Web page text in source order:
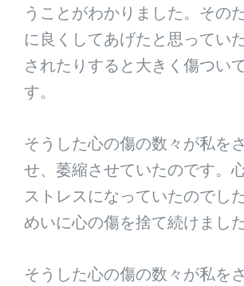
うことがわかりました。その
に良くしてあげたと思ってい
されたりすると大きく傷つい
す。
そうした心の傷の数々が私を
せ、萎縮させていたのです。
ストレスになっていたのでし
めいに心の傷を捨て続けました
そうした心の傷の数々が私を